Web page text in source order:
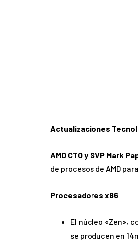
Actualizaciones
AMD CTO y SVP Mark
de procesos de AMD
Procesadores x86
El núcleo «Zen»,
se producen en